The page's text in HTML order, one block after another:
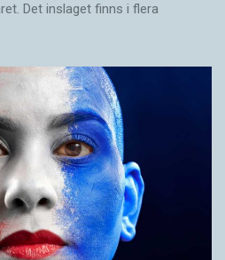
Det inslaget finns i flera